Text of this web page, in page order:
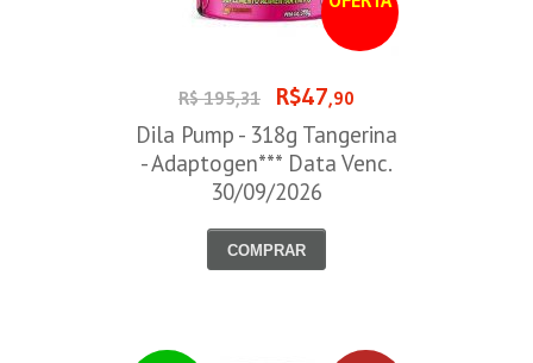
R$ 195,31 R$47,90
Dila Pump - 318g Tangerina
- Adaptogen*** Data Venc.
30/09/2026
COMPRAR